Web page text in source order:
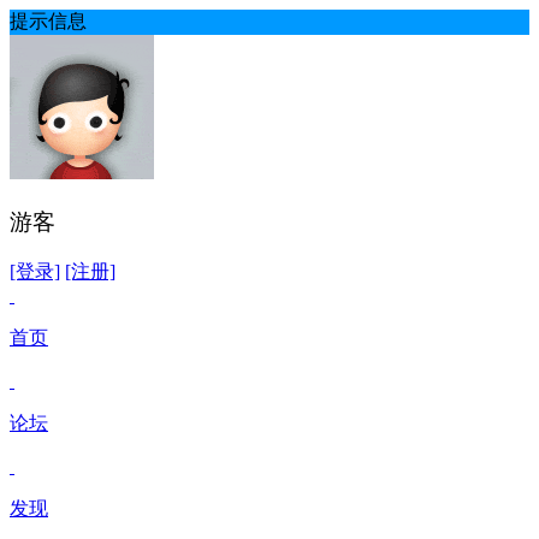
提示信息
游客
[登录] [注册]
首页
论坛
发现